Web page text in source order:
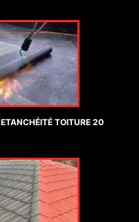
ETANCHÉITÉ TOITURE 20